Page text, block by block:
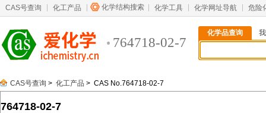
CAS号查询 化工产品 化学结构搜索 化学工具 化学网址导航 危险
764718-02-7
化学品查询
CAS号查询 > 化工产品 > CAS No.764718-02-7
764718-02-7